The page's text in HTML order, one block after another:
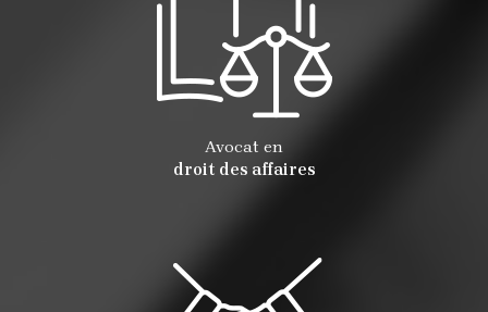
Avocat en
droit des affaires